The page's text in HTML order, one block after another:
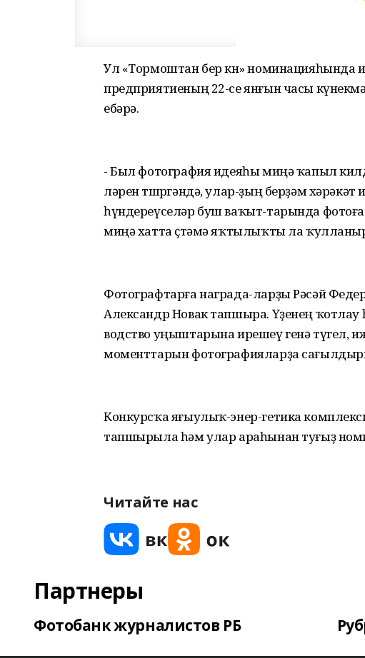
Ул «Тормоштан бер көн» номинацияһында
предприятиеның 22-се янғын часы
ебәрә.
- Был фотография идеяһы миңә ҡапыл
ләрен төшөргәндә, улар-ҙың берҙәм
һүндереүселәр буш ваҡыт-тарында
миңә хатта өҫтәмә яҡтылыҡты ла
Фотографтарға награда-ларҙы Рәсәй
Александр Новак тапшыра. Үҙенең ҡотлау
водство уңыштарына ирешеү генә түгел,
моменттарын фотографияларҙа
Конкурсҡа яғыулыҡ-энер-гетика
тапшырыла һәм улар араһынан туғыҙ
Читайте нас
Партнеры
Фотобанк журналистов РБ